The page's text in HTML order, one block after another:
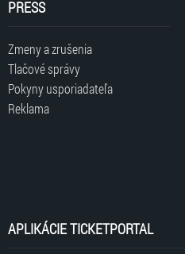
PRESS
Zmeny a zrušenia
Tlačové správy
Pokyny usporiadateľa
Reklama
APLIKÁCIE TICKETPORTAL